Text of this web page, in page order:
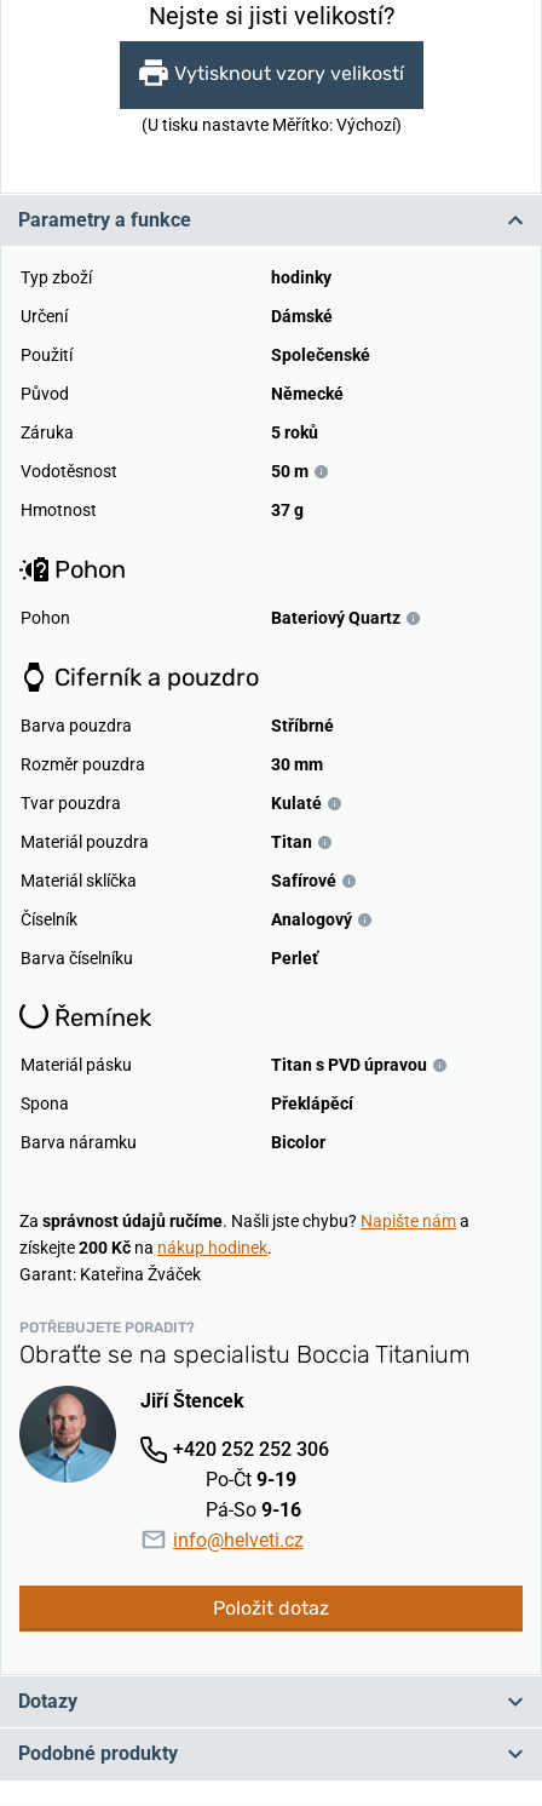
Nejste si jisti velikostí?
Vytisknout vzory velikostí
(U tisku nastavte Měřítko: Výchozí)
Parametry a funkce
Typ zboží
hodinky
Určení
Dámské
Použití
Společenské
Původ
Německé
Záruka
5 roků
Vodotěsnost
50 m
Hmotnost
37 g
Pohon
Pohon Bateriový Quartz
Ciferník a pouzdro
Barva pouzdra
Stříbrné
Rozměr pouzdra
30 mm
Tvar pouzdra
Kulaté
Materiál pouzdra
Titan
Materiál sklíčka
Safírové
Číselník
Analogový
Barva číselníku
Perleť
Řemínek
Materiál pásku
Titan s PVD úpravou
Spona
Překlápěcí
Barva náramku
Bicolor
Za správnost údajů ručíme. Našli jste chybu? Napište náma
získejte200 Kč na nákup hodinek.
Garant: Kateřina Žváček
POTŘEBUJETE PORADIT?
Obraťte se na specialistu Boccia Titanium
Jiří Štencek
+420 252 252 306
Po-Čt 9-19
Pá-So 9-16
info@helveti.cz
Položit dotaz
Dotazy
Máte otázku? Zanechte nám komentář
Podobné produkty